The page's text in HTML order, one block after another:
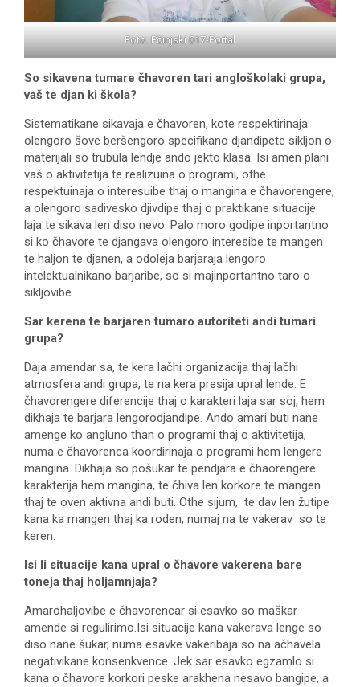
Foto: Pčinjski 017-Portal
So sikavena tumare čhavoren tari angloškolaki grupa,
vaš te djan ki škola?
Sistematikane sikavaja e čhavoren, kote respektirinaja
olengoro šove beršengoro specifikano djandipete sikljon o
materijali so trubula lendje ando jekto klasa. Isi amen plani
vaš o aktivitetija te realizuina o programi, othe
respektuinaja o interesuibe thaj o mangina e čhavorengere,
a olengoro sadivesko djivdipe thaj o praktikane situacije
laja te sikava len diso nevo. Palo moro godipe inportantno
si ko čhavore te djangava olengoro interesibe te mangen
te haljon te djanen, a odoleja barjaraja lengoro
intelektualnikano barjaribe, so si majinportantno taro o
sikljovibe.
Sar kerena te barjaren tumaro autoriteti andi tumari
grupa?
Daja amendar sa, te kera lačhi organizacija thaj lačhi
atmosfera andi grupa, te na kera presija upral lende. E
čhavorengere diferencije thaj o karakteri laja sar soj, hem
dikhaja te barjara lengorodjandipe. Ando amari buti nane
amenge ko angluno than o programi thaj o aktivitetija,
numa e čhavorenca koordirinaja o programi hem lengere
mangina. Dikhaja so pošukar te pendjara e čhaorengere
karakterija hem mangina, te čhiva len korkore te mangen
thaj te oven aktivna andi buti. Othe sijum, te dav len žutipe
kana ka mangen thaj ka roden, numaj na te vakerav so te
keren.
Isi li situacije kana upral o čhavore vakerena bare
toneja thaj holjamnjaja?
Amarohaljovibe e čhavorencar si esavko so maškar
amende si regulirimo.Isi situacije kana vakerava lenge so
diso nane šukar, numa esavke vakeribaja so na ačhavela
negativikane konsenkvence. Jek sar esavko egzamlo si
kana o čhavore korkori peske arakhena nesavo bangipe, a